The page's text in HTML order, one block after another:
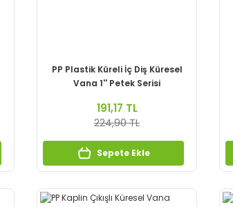
PP Plastik Küreli İç Diş Küresel
Vana 1'' Petek Serisi
191,17 TL
224,90 TL
Sepete Ekle